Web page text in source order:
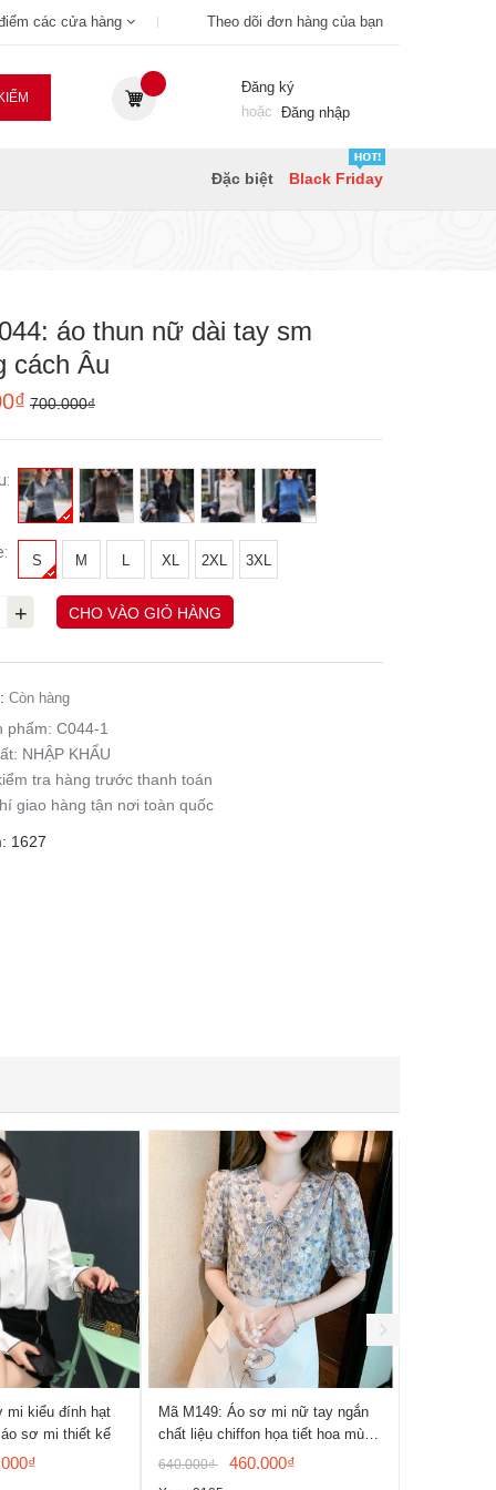
các cửa hàng Theo dõi đơn hàng của bạn
Đăng ký
hoặc Đăng nhập
Đặc biệt Black Friday
áo thun nữ dài tay sm
cách Âu
700.000₫
S M L XL 2XL 3XL
+ CHO VÀO GIỎ HÀNG
Còn hàng
phẩm: C044-1
NHẬP KHẨU
tra hàng trước thanh toán
giao hàng tận nơi toàn quốc
1627
mi kiểu đính hạt
sơ mi thiết kế
Mã M149: Áo sơ mi nữ tay ngắn
chất liệu chiffon họa tiết hoa mùa
hè
640.000₫ 460.000₫